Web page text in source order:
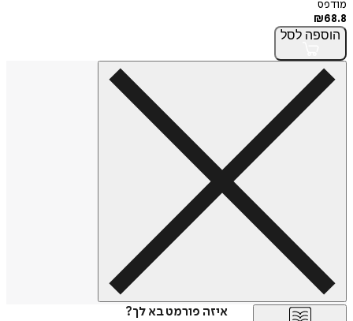
מודפס
₪68.8
הוספה לסל
איזה פורמט בא לך?